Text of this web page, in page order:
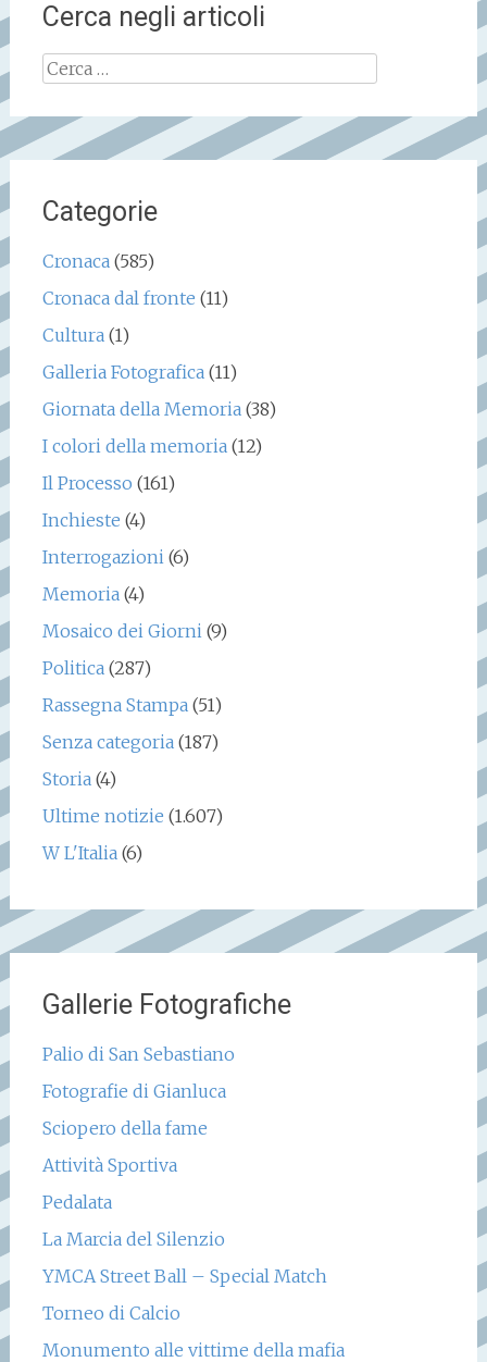
Cerca negli articoli
Ricerca
Categorie
Cronaca(585)
Cronaca dal fronte (11)
Cultura(1)
Galleria Fotografica(11)
Giornata della Memoria(38)
I colori della memoria(12)
Il Processo (161)
Inchieste (4)
Interrogazioni(6)
Memoria(4)
Mosaico dei Giorni(9)
Politica(287)
Rassegna Stampa(51)
Senza categoria(187)
Storia(4)
Ultime notizie (1.607)
W L'Italia(6)
Gallerie Fotografiche
Palio di San Sebastiano
Fotografie di Gianluca
Sciopero della fame
Attività Sportiva
Pedalata
La Marcia del Silenzio
YMCA Street Ball – Special Match
Torneo di Calcio
Monumento alle vittime della mafia